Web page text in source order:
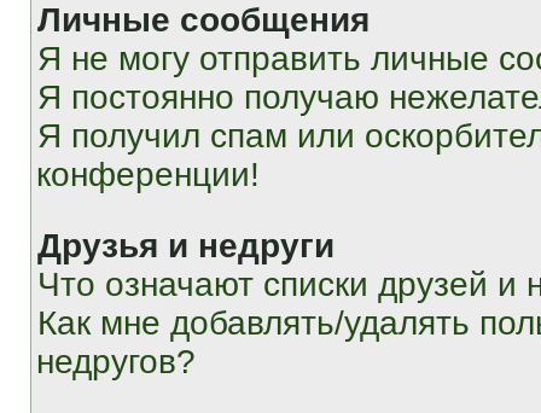
Личные сообщения
Я не могу отправить личные
Я постоянно получаю
Я получил спам или
конференции!
Друзья и недруги
Что означают списки друзей и
Как мне добавлять/удалять
недругов?